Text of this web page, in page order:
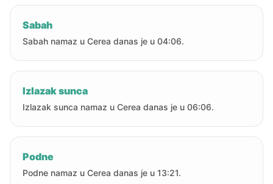
Sabah
Sabah namaz u Cerea danas je u 04:06.
Izlazak sunca
Izlazak sunca namaz u Cerea danas je u 06:06.
Podne
Podne namaz u Cerea danas je u 13:21.